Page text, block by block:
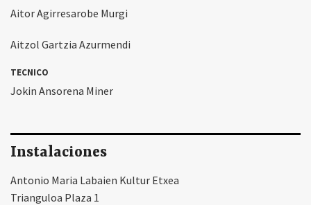
Aitor Agirresarobe Murgi
Aitzol Gartzia Azurmendi
TECNICO
Jokin Ansorena Miner
Instalaciones
Antonio Maria Labaien Kultur Etxea
Trianguloa Plaza 1